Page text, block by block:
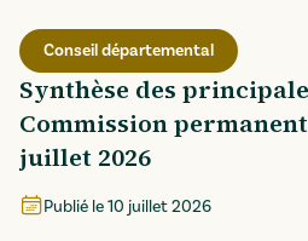
Conseil départemental
Synthèse des
Commission
juillet 2026
Publié le10 juillet 2026